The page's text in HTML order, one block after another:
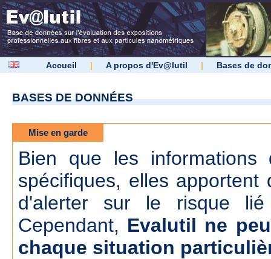
Accueil | A propos d'Ev@lutil | Bases de
BASES DE DONNÉES
Mise en garde
Bien que les informations
spécifiques, elles
d'alerter sur le risque
Cependant, Evalutil ne
chaque situation